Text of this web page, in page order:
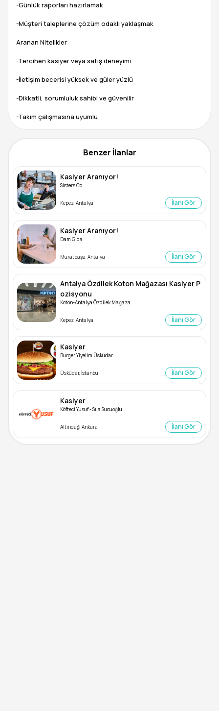
-Günlük raporları hazırlamak
-Müşteri taleplerine çözüm odaklı yaklaşmak
Aranan Nitelikler:
-Tercihen kasiyer veya satış deneyimi
-İletişim becerisi yüksek ve güler yüzlü
-Dikkatli, sorumluluk sahibi ve güvenilir
Benzer İlanlar
Kasiyer Aranıyor!
Sisters Co.
Kepez, Antalya İlanı Gör
Kasiyer Aranıyor!
Dam Gıda
Muratpaşa, Antalya İlanı Gör
Antalya Özdilek Koton Mağazası Kasiyer P
ozisyonu
Koton-Antalya Özdilek Mağaza
Kepez, Antalya İlanı Gör
Kasiyer
Burger Yiyelim Üsküdar
Üsküdar, İstanbul İlanı Gör
Kasiyer
Köfteci Yusuf - Sıla Sucuoğlu
Altındağ, Ankara İlanı Gör